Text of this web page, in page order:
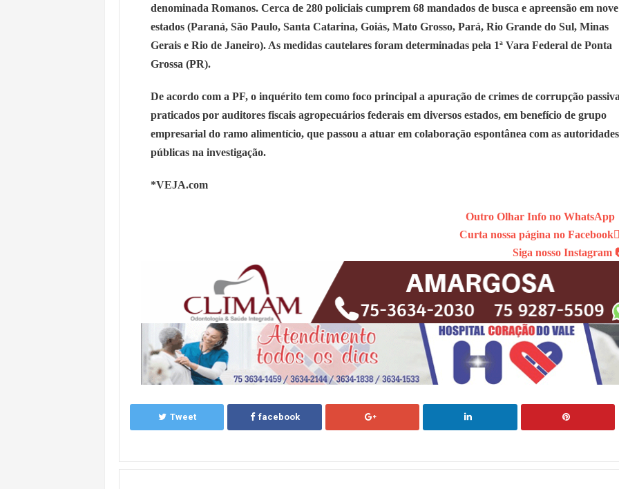
denominada Romanos. Cerca de 280 policiais cumprem 68 mandados de busca e apreensão em nove
estados (Paraná, São Paulo, Santa Catarina, Goiás, Mato Grosso, Pará, Rio Grande do Sul, Minas
Gerais e Rio de Janeiro). As medidas cautelares foram determinadas pela 1ª Vara Federal de Ponta
Grossa (PR).
De acordo com a PF, o inquérito tem como foco principal a apuração de crimes de corrupção
praticados por auditores fiscais agropecuários federais em diversos estados, em benefício de grupo
empresarial do ramo alimentício, que passou a atuar em colaboração espontânea com as autoridades
públicas na investigação.
*VEJA.com
Outro Olhar Info no WhatsApp
Curta nossa página no
Siga nosso Instagram
Tweet facebook